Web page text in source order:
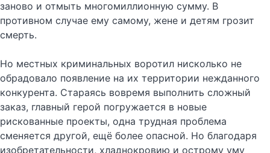
заново и отмыть многомиллионную сумму. В
противном случае ему самому, жене и детям грозит
смерть.
Но местных криминальных воротил нисколько не
обрадовало появление на их территории нежданного
конкурента. Стараясь вовремя выполнить сложный
заказ, главный герой погружается в новые
рискованные проекты, одна трудная проблема
сменяется другой, ещё более опасной. Но благодаря
изобретательности, хладнокровию и острому уму